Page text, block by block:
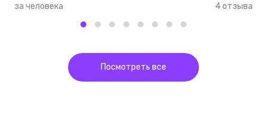
за человека 4 отзыва
Посмотреть все